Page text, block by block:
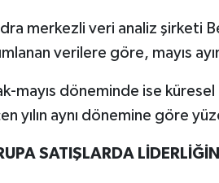
merkezli veri analiz şirketi
verilere göre, mayıs
mayıs döneminde ise küresel
yılın aynı dönemine göre
SATIŞLARDA